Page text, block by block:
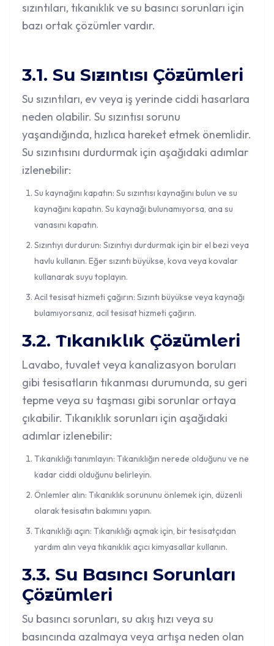
sızıntıları, tıkanıklık ve su basıncı sorunları için
bazı ortak çözümler vardır.
3.1. Su Sızıntısı Çözümleri
Su sızıntıları, ev veya iş yerinde ciddi hasarlara
neden olabilir. Su sızıntısı sorunu
yaşandığında, hızlıca hareket etmek önemlidir.
Su sızıntısını durdurmak için aşağıdaki adımlar
izlenebilir:
Su kaynağını kapatın: Su sızıntısı kaynağını bulun ve su
kaynağını kapatın. Su kaynağı bulunamıyorsa, ana su
vanasını kapatın.
Sızıntıyı durdurun: Sızıntıyı durdurmak için bir el bezi veya
havlu kullanın. Eğer sızıntı büyükse, kova veya kovalar
kullanarak suyu toplayın.
Acil tesisat hizmeti çağırın: Sızıntı büyükse veya kaynağı
bulamıyorsanız, acil tesisat hizmeti çağırın.
3.2. Tıkanıklık Çözümleri
Lavabo, tuvalet veya kanalizasyon boruları
gibi tesisatların tıkanması durumunda, su geri
tepme veya su taşması gibi sorunlar ortaya
çıkabilir. Tıkanıklık sorunları için aşağıdaki
adımlar izlenebilir:
Tıkanıklığı tanımlayın: Tıkanıklığın nerede olduğunu ve ne
kadar ciddi olduğunu belirleyin.
Önlemler alın: Tıkanıklık sorununu önlemek için, düzenli
olarak tesisatın bakımını yapın.
Tıkanıklığı açın: Tıkanıklığı açmak için, bir tesisatçıdan
yardım alın veya tıkanıklık açıcı kimyasallar kullanın.
3.3. Su Basıncı Sorunları
Çözümleri
Su basıncı sorunları, su akış hızı veya su
basıncında azalmaya veya artışa neden olan